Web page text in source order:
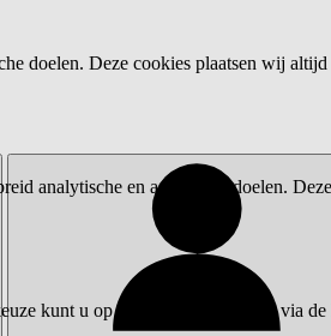
doelen. Deze cookies plaatsen wij
analytische en advertentiedoelen.
kunt u op elk moment wijzigen via